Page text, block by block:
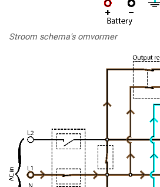
Stroom schema's omvormer